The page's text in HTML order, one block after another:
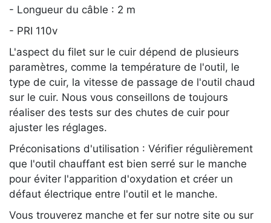
- Longueur du câble : 2 m
- PRI 110v
L'aspect du filet sur le cuir dépend de plusieurs
paramètres, comme la température de l'outil, le
type de cuir, la vitesse de passage de l'outil chaud
sur le cuir. Nous vous conseillons de toujours
réaliser des tests sur des chutes de cuir pour
ajuster les réglages.
Préconisations d'utilisation : Vérifier régulièrement
que l'outil chauffant est bien serré sur le manche
pour éviter l'apparition d'oxydation et créer un
défaut électrique entre l'outil et le manche.
Vous trouverez manche et fer sur notre site ou sur